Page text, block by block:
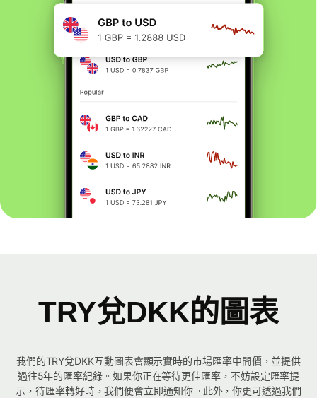
TRY兌DKK的圖表
我們的TRY兌DKK互動圖表會顯示實時的市場匯率中間價，並提供
過往5年的匯率紀錄。如果你正在等待更佳匯率，不妨設定匯率提
示，待匯率轉好時，我們便會立即通知你。此外，你更可透過我們